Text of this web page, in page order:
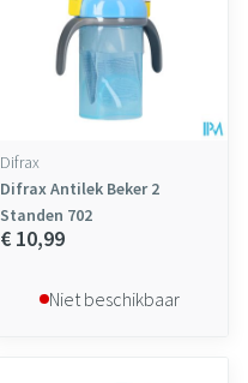
Difrax
Difrax Antilek Beker 2
Standen 702
€ 10,99
Niet beschikbaar